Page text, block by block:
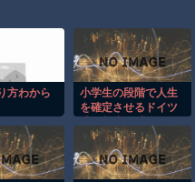
方わから
小学生の段階で人生
を確定させるドイツ
振い落せるから合理
的だ」と自惚れてい
た結果……